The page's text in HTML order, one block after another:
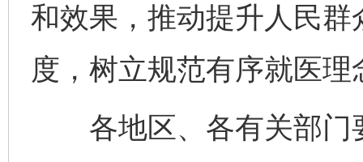
和效果，推动提升人民
度，树立规范有序就医理
各地区、各有关部门